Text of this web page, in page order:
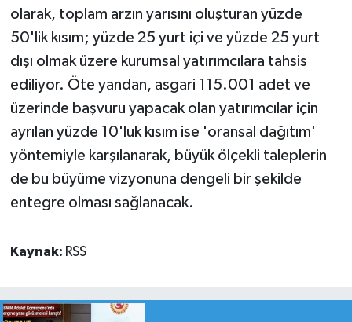
olarak, toplam arzın yarısını oluşturan yüzde
50'lik kısım; yüzde 25 yurt içi ve yüzde 25 yurt
dışı olmak üzere kurumsal yatırımcılara tahsis
ediliyor. Öte yandan, asgari 115.001 adet ve
üzerinde başvuru yapacak olan yatırımcılar için
ayrılan yüzde 10'luk kısım ise 'oransal dağıtım'
yöntemiyle karşılanarak, büyük ölçekli taleplerin
de bu büyüme vizyonuna dengeli bir şekilde
entegre olması sağlanacak.
Kaynak: RSS